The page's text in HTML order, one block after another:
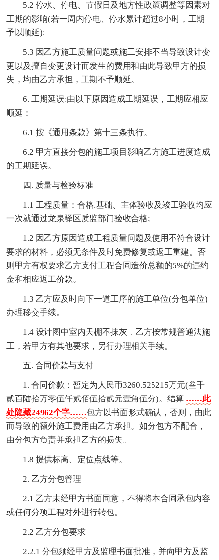
5.2 停水、停电、节假日及地方性政策调整等因素对
工期的影响(若一周内停电、停水累计超过8小时，工期
予以顺延);
5.3 因乙方施工质量问题或施工安排不当导致设计变
更以及擅自变更设计而发生的费用和由此导致甲方的损
失，均由乙方承担，工期不予顺延。
6. 工期延误:由以下原因造成工期延误，工期应相应
顺延：
6.1 按《通用条款》第十三条执行。
6.2 甲方直接分包的施工项目影响乙方施工进度造成
的工期延误。
四. 质量与检验标准
1.1 工程质量：合格.基础、主体验收及竣工验收均应
一次就通过龙泉驿区质监部门验收合格;
1.2 因乙方原因造成工程质量问题及使用不符合设计
要求的材料，必须无条件及时免费修复或返工重建。否
则甲方有权要求乙方支付工程合同造价总额的5%的违约
金和相应返工价款。
1.3 乙方应及时向下一道工序的施工单位(分包单位)
办理移交手续。
1.4 设计图中室内天棚不抹灰，乙方按常规普通法施
工，若甲方有其他要求，另行办理相关手续。
五. 合同价款与支付
1. 合同价款：暂定为人民币3260.525215万元(叁千
贰百陆拾万零伍仟贰佰伍拾贰元壹角伍分)。结算 ……此
处隐藏24962个字……包方以书面形式确认，否则，由此
而导致的额外施工费用由乙方承担。如分包方不配合，
由分包方负责并承担乙方的损失。
1.8 提供标高、定位点线等。
2. 乙方分包管理
2.1 乙方未经甲方书面同意，不得将本合同承包内容
或任何分项工程对外进行转包。
2.2 乙方分包要求
2.2.1 分包须经甲方及监理书面批准，并向甲方及监